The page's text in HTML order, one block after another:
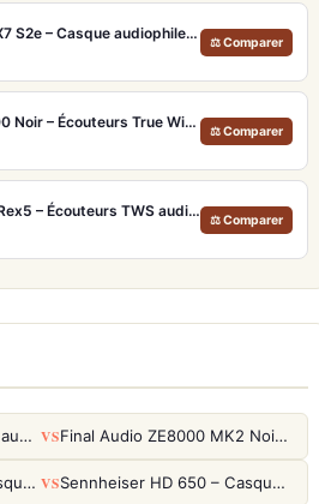
Bowers & Wilkins PX7 S2e – Casque audiophile sans fil ANC 30h
⚖ Comparer
Technics EAH-AZ100 Noir – Écouteurs True Wireless audiophiles avec drivers MFD et autonomie 29h
⚖ Comparer
Noble Audio FoKus Rex5 – Écouteurs TWS audiophiles tribrides
⚖ Comparer
Sony MDR-Z1R – Casque audiophile fermé haute résolution VS Final Audio ZE8000 MK2 Noir – Écouteurs True Wireless audiophiles 8K Sound
HIFIMAN SUNDARA – Casque Planar Magnetic Ouvert Over-Ear Audiophile VS Sennheiser HD 650 – Casque audiophile ouvert pour l'écoute analytique